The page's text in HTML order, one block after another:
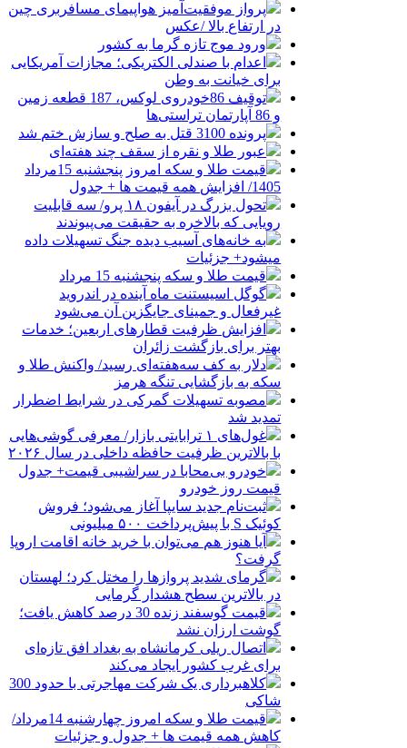
پرواز موفقیت‌آمیز هواپیمای مسافربری چین
در ارتفاع بالا /عکس
ورود موج تازه گرما به کشور
اعدام با صندلی الکتریکی؛ مجازات آمریکایی
برای خیانت به وطن
توقیف 86خودروی لوکس، 187 قطعه زمین
و 86 آپارتمان تراستی‌ها
پرونده 3100 قتل به صلح و سازش ختم شد
عبور طلا و نقره از سقف چند هفته‌ای
قیمت طلا و سکه امروز پنجشنبه 15مرداد
1405/ افزایش همه قیمت ها + جدول
تحول بزرگ در آیفون ۱۸ پرو/ سه قابلیت
رویایی که بالاخره به حقیقت می‌پیوندند
به خانه‌های آسیب دیده جنگ تسهیلات داده
میشود+ جزئیات
قیمت طلا و سکه پنجشنبه 15 مرداد
گوگل اسیستنت ماه آینده در اندروید
غیرفعال و جمینای جایگزین آن می‌شود
افزایش ظرفیت قطارهای اربعین؛ خدمات
بهتر برای بازگشت زائران
دلار به کف سه‌هفته‌ای رسید/ واکنش طلا و
سکه به بازگشایی تنگه هرمز
مصوبه تسهیلات گمرکی در شرایط اضطرار
تمدید شد
غول‌های ۱ ترابایتی بازار/ معرفی گوشی‌هایی
با بالاترین ظرفیت حافظه داخلی در سال ۲۰۲۶
خودرو بی‌محابا در سراشیبی قیمت+ جدول
قیمت روز خودرو
ثبت‌نام جدید سایپا آغاز می‌شود؛ فروش
کوئیک S با پیش‌پرداخت ۵۰۰ میلیونی
آیا هنوز هم می‌توان با خرید خانه اقامت اروپا
گرفت؟
گرمای شدید پروازها را مختل کرد؛ لهستان
در بالاترین سطح هشدار گرمایی
قیمت گوسفند زنده 30 درصد کاهش یافت؛
گوشت ارزان نشد
اتصال ریلی کرمانشاه به بغداد افق تازه‌ای
برای غرب کشور ایجاد می‌کند
کلاهبرداری یک شرکت مهاجرتی با حدود 300
شاکی
قیمت طلا و سکه امروز چهارشنبه 14مرداد/
کاهش همه قیمت ها + جدول و جزئیات